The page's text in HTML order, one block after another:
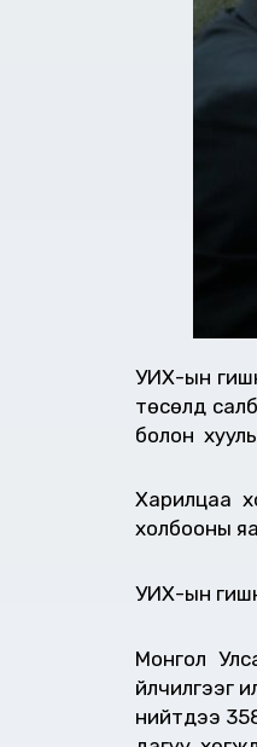
УИХ-ын
төсөлд
болон
Харилцаа
холбооны
УИХ-ын
Монгол
үйлчилгээг
нийтдээ